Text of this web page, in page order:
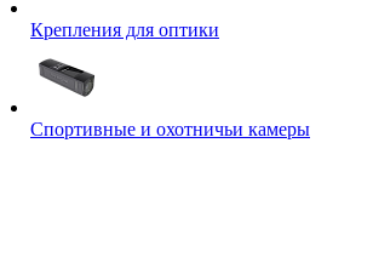
Крепления для оптики
Спортивные и охотничьи камеры